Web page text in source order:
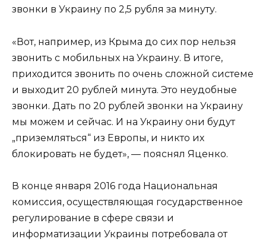
звонки в Украину по 2,5 рубля за минуту.
«Вот, например, из Крыма до сих пор нельзя
звонить с мобильных на Украину. В итоге,
приходится звонить по очень сложной системе
и выходит 20 рублей минута. Это неудобные
звонки. Дать по 20 рублей звонки на Украину
мы можем и сейчас. И на Украину они будут
„приземляться“ из Европы, и никто их
блокировать не будет», — пояснял Яценко.
В конце января 2016 года Национальная
комиссия, осуществляющая государственное
регулирование в сфере связи и
информатизации Украины потребовала от